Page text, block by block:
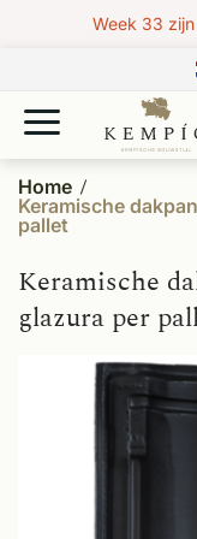
Week 33
Home
Keramische
pallet
Keramische
glazura per